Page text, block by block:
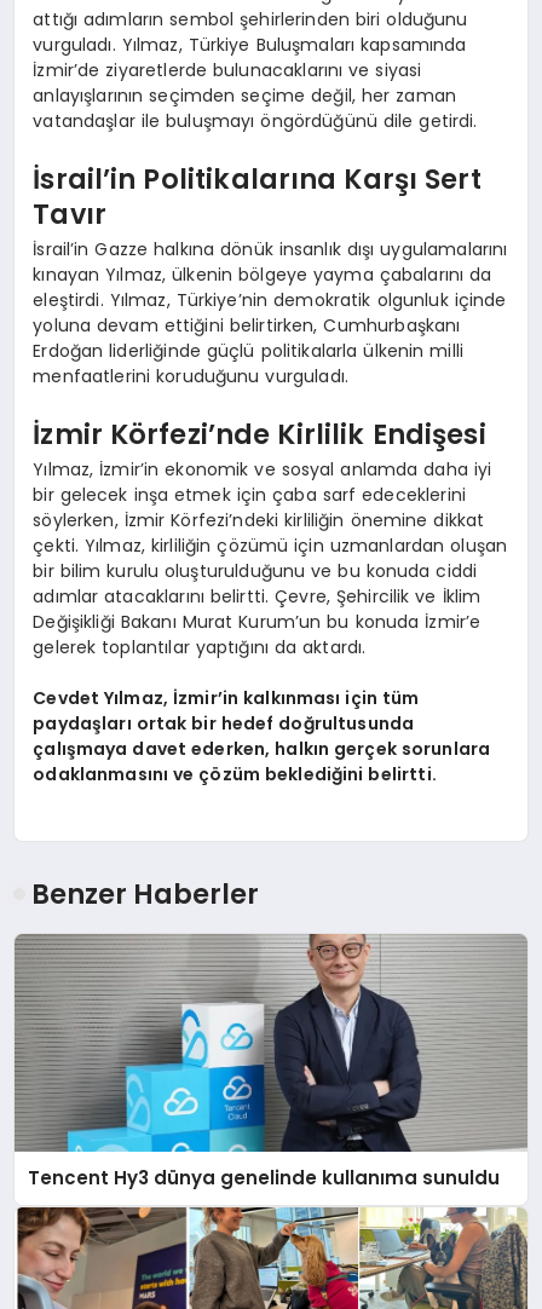
attığı adımların sembol şehirlerinden biri olduğunu
vurguladı. Yılmaz, Türkiye Buluşmaları kapsamında
İzmir’de ziyaretlerde bulunacaklarını ve siyasi
anlayışlarının seçimden seçime değil, her zaman
vatandaşlar ile buluşmayı öngördüğünü dile getirdi.
İsrail’in Politikalarına Karşı Sert
Tavır
İsrail’in Gazze halkına dönük insanlık dışı uygulamalarını
kınayan Yılmaz, ülkenin bölgeye yayma çabalarını da
eleştirdi. Yılmaz, Türkiye’nin demokratik olgunluk içinde
yoluna devam ettiğini belirtirken, Cumhurbaşkanı
Erdoğan liderliğinde güçlü politikalarla ülkenin milli
menfaatlerini koruduğunu vurguladı.
İzmir Körfezi’nde Kirlilik Endişesi
Yılmaz, İzmir’in ekonomik ve sosyal anlamda daha iyi
bir gelecek inşa etmek için çaba sarf edeceklerini
söylerken, İzmir Körfezi’ndeki kirliliğin önemine dikkat
çekti. Yılmaz, kirliliğin çözümü için uzmanlardan oluşan
bir bilim kurulu oluşturulduğunu ve bu konuda ciddi
adımlar atacaklarını belirtti. Çevre, Şehircilik ve İklim
Değişikliği Bakanı Murat Kurum’un bu konuda İzmir’e
gelerek toplantılar yaptığını da aktardı.
Cevdet Yılmaz, İzmir’in kalkınması için tüm
paydaşları ortak bir hedef doğrultusunda
çalışmaya davet ederken, halkın gerçek sorunlara
odaklanmasını ve çözüm beklediğini belirtti.
Benzer Haberler
Tencent Hy3 dünya genelinde kullanıma sunuldu